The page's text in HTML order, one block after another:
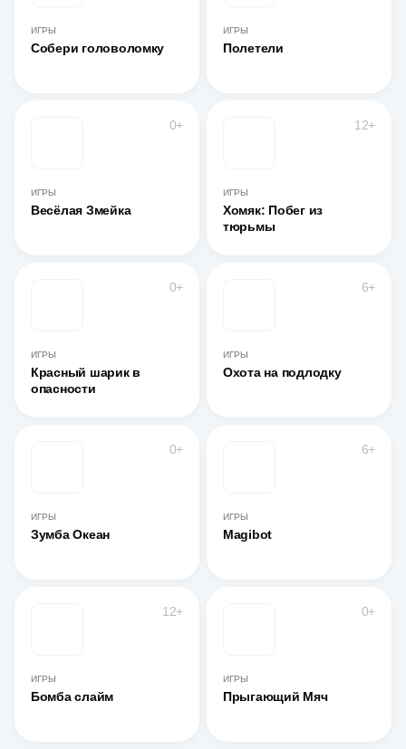
ИГРЫ
Собери головоломку
ИГРЫ
Полетели
0+
ИГРЫ
Весёлая Змейка
12+
ИГРЫ
Хомяк: Побег из
тюрьмы
0+
ИГРЫ
Красный шарик в
опасности
6+
ИГРЫ
Охота на подлодку
0+
ИГРЫ
Зумба Океан
6+
ИГРЫ
Magibot
12+
ИГРЫ
Бомба слайм
0+
ИГРЫ
Прыгающий Мяч